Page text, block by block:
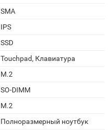
SMA
IPS
SSD
Touchpad, Клавиатура
M.2
SO-DIMM
M.2
Полноразмерный ноутбук